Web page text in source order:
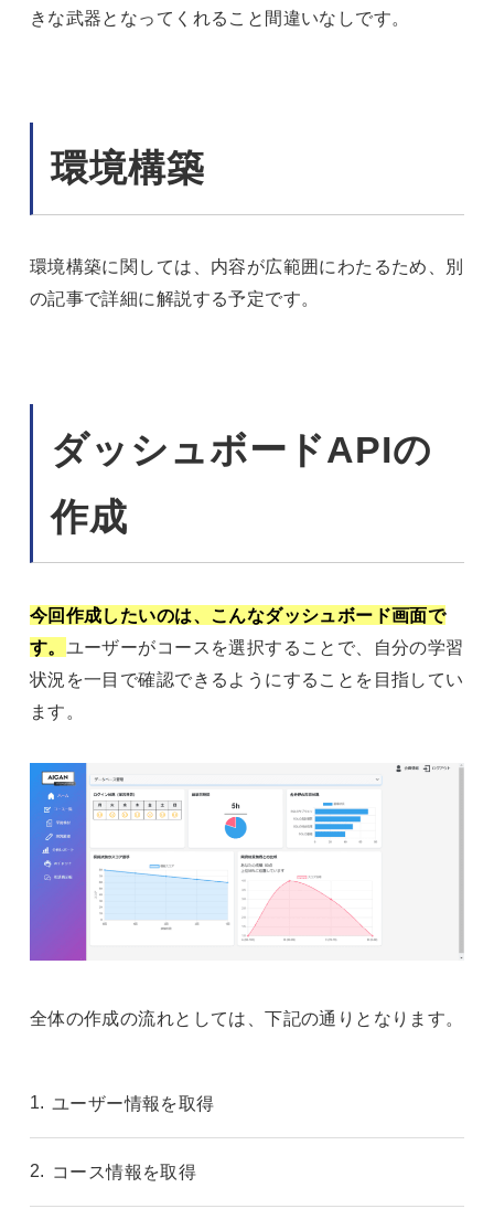
きな武器となってくれること間違いなしです。
環境構築
環境構築に関しては、内容が広範囲にわたるため、別
の記事で詳細に解説する予定です。
ダッシュボードAPIの
作成
今回作成したいのは、こんなダッシュボード画面で
す。
ユーザーがコースを選択することで、自分の学習
状況を一目で確認できるようにすることを目指してい
ます。
全体の作成の流れとしては、下記の通りとなります。
ユーザー情報を取得
コース情報を取得